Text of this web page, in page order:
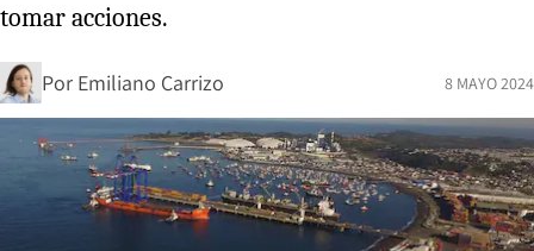
tomar acciones.
Por Emiliano Carrizo 8 MAYO 2024